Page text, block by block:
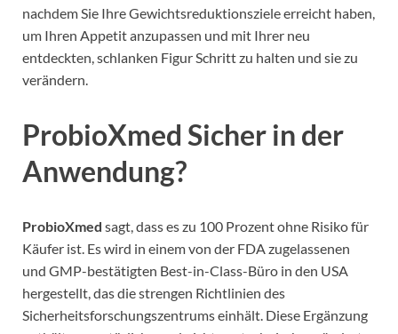
nachdem Sie Ihre Gewichtsreduktionsziele erreicht haben,
um Ihren Appetit anzupassen und mit Ihrer neu
entdeckten, schlanken Figur Schritt zu halten und sie zu
verändern.
ProbioXmed Sicher in der
Anwendung?
ProbioXmed sagt, dass es zu 100 Prozent ohne Risiko für
Käufer ist. Es wird in einem von der FDA zugelassenen
und GMP-bestätigten Best-in-Class-Büro in den USA
hergestellt, das die strengen Richtlinien des
Sicherheitsforschungszentrums einhält. Diese Ergänzung